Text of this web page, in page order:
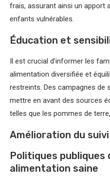
frais, assurant ainsi un apport
enfants vulnérables.
Éducation et
Il est crucial d’informer les
alimentation diversifiée et
restreints. Des campagnes de
mettre en avant des sources
telles que les pommes de
Amélioration du
Politiques publiques
alimentation saine